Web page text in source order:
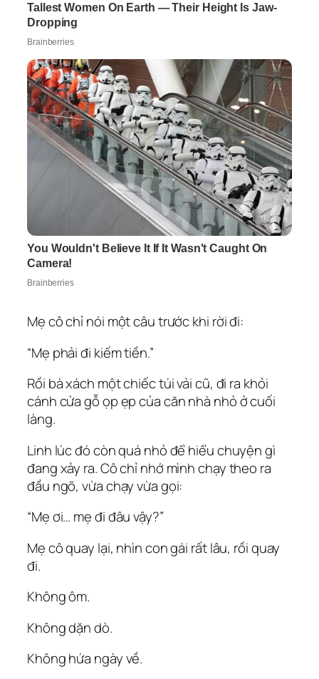
Mẹ cô chỉ nói một câu trước khi rời đi:
“Mẹ phải đi kiếm tiền.”
Rồi bà xách một chiếc túi vải cũ, đi ra khỏi
cánh cửa gỗ ọp ẹp của căn nhà nhỏ ở cuối
làng.
Linh lúc đó còn quá nhỏ để hiểu chuyện gì
đang xảy ra. Cô chỉ nhớ mình chạy theo ra
đầu ngõ, vừa chạy vừa gọi:
“Mẹ ơi… mẹ đi đâu vậy?”
Mẹ cô quay lại, nhìn con gái rất lâu, rồi quay
đi.
Không ôm.
Không dặn dò.
Không hứa ngày về.